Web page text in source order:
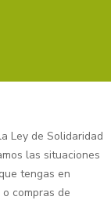
Ley de Solidaridad
las situaciones
tengas en
compras de